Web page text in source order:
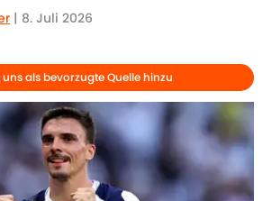
| 8. Juli 2026
uns als bevorzugte Quelle hinzu